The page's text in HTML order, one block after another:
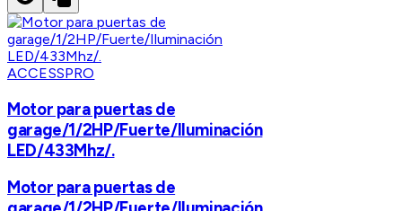
ACCESSPRO
Motor para puertas de
garage/1/2HP/Fuerte/Iluminación
LED/433Mhz/.
Motor para puertas de